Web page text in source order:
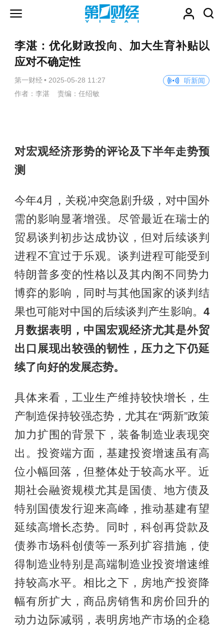
李湛：优化财政投向、加大生育补贴以
应对不确定性
第一财经 • 2025-05-28 11:27
听新闻
作者：李湛 责编：任绍敏
对宏观经济形势的评论及下半年走势预
测
今年4月，关税冲突急剧升级，对中国外
需的影响显著增强。尽管最近在瑞士的
贸易谈判初步达成协议，但对后续谈判
进程不宜过于乐观。谈判进程可能受到
特朗普多变的性格以及其内阁不同势力
博弈的影响，同时与其他国家的谈判结
果也可能对中国的后续谈判产生影响。4
月数据表明，中国宏观经济尤其是外贸
出口展现出较强的韧性，压力之下仍延
续了向好的发展态势。
具体来看，工业生产维持较快增长，生
产制造保持较强态势，尤其在“两新”政策
加力扩围的背景下，装备制造业表现突
出。投资端方面，基建投资增速虽有高
位小幅回落，但整体处于较高水平。近
期社会融资规模尤其是国债、地方债及
特别国债发行迎来高峰，推动基建有望
延续高增长态势。同时，科创再贷款及
债券市场科创债等一系列扩容措施，使
得制造业特别是高端制造业投资增速维
持较高水平。相比之下，房地产投资降
幅有所扩大，商品房销售和房价回升的
动力边际减弱，表明房地产市场的企稳